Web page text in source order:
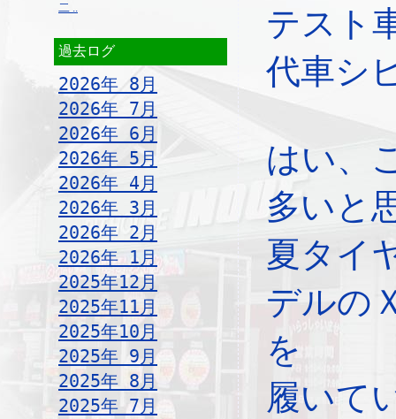
二 ..
過去ログ
2026年 8月
2026年 7月
2026年 6月
2026年 5月
2026年 4月
2026年 3月
2026年 2月
2026年 1月
2025年12月
2025年11月
2025年10月
2025年 9月
2025年 8月
2025年 7月
テスト
代車シ
はい、
多いと
夏タイ
デルの
を
履いて